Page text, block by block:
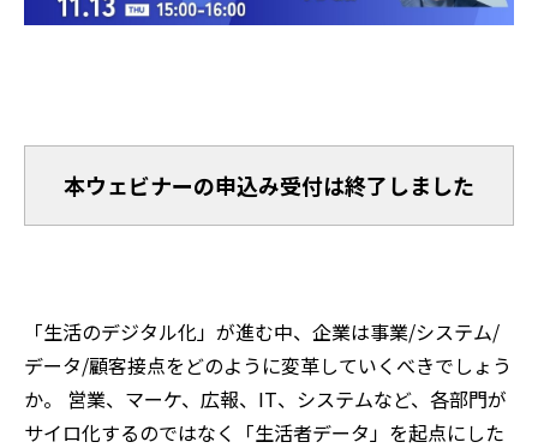
本ウェビナーの申込み受付は終了しました
「生活のデジタル化」が進む中、企業は事業/システム/
データ/顧客接点をどのように変革していくべきでしょう
か。
営業、マーケ、広報、 IT、システムなど、各部門が
サイロ化するのではなく「生活者データ」を起点にした